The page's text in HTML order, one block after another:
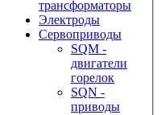
трансформаторы
Электроды
Сервоприводы
SQM -
двигатели
горелок
SQN -
приводы